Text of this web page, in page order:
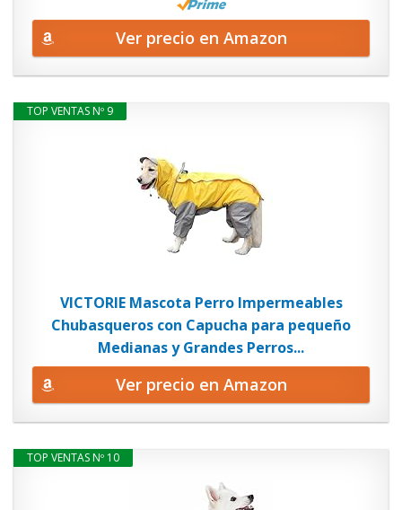
Ver precio en Amazon
TOP VENTAS Nº 9
VICTORIE Mascota Perro Impermeables
Chubasqueros con Capucha para pequeño
Medianas y Grandes Perros...
Ver precio en Amazon
TOP VENTAS Nº 10